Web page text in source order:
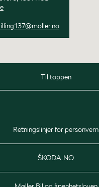
Til toppen
Retningslinjer for personvern
ŠKODA.NO